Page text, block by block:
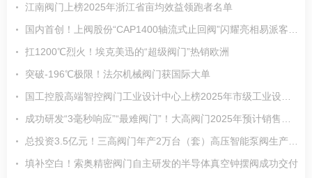
江南阀门上榜2025年浙江省亩均效益领跑者名单
扛1200℃烈火！埃克美迅的“超级阀门”热销欧洲
突破-196℃极限！法尔机械阀门获国际大单
填补空白！索奥精密阀门自主研发的半导体真空钟摆阀成功交付